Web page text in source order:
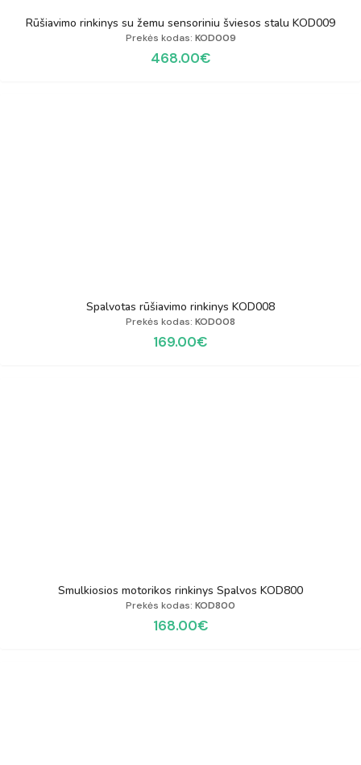
Rūšiavimo rinkinys su žemu sensoriniu šviesos stalu KOD009
Prekės kodas: KOD009
468.00€
Spalvotas rūšiavimo rinkinys KOD008
Prekės kodas: KOD008
169.00€
Smulkiosios motorikos rinkinys Spalvos KOD800
Prekės kodas: KOD800
168.00€